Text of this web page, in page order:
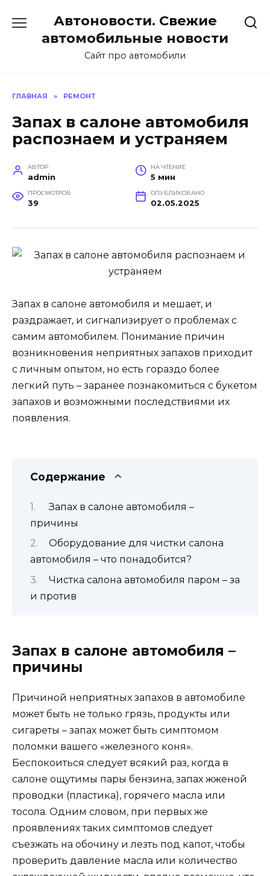
содержанию
Автоновости. Свежие
автомобильные новости
Сайт про автомобили
ГЛАВНАЯ » РЕМОНТ
Запах в салоне автомобиля
распознаем и устраняем
АВТОР
admin
НА ЧТЕНИЕ
5 мин
ПРОСМОТРОВ
39
ОПУБЛИКОВАНО
02.05.2025
Запах в салоне автомобиля и мешает, и
раздражает, и сигнализирует о проблемах с
самим автомобилем. Понимание причин
возникновения неприятных запахов приходит
с личным опытом, но есть гораздо более
легкий путь – заранее познакомиться с букетом
запахов и возможными последствиями их
появления.
Содержание
Запах в салоне автомобиля –
причины
Оборудование для чистки салона
автомобиля – что понадобится?
Чистка салона автомобиля паром – за
и против
Запах в салоне автомобиля –
причины
Причиной неприятных запахов в автомобиле
может быть не только грязь, продукты или
сигареты – запах может быть симптомом
поломки вашего «железного коня».
Беспокоиться следует всякий раз, когда в
салоне ощутимы пары бензина, запах жженой
проводки (пластика), горячего масла или
тосола. Одним словом, при первых же
проявлениях таких симптомов следует
съезжать на обочину и лезть под капот, чтобы
проверить давление масла или количество